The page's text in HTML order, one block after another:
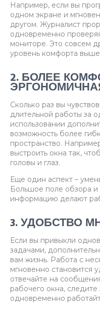
Например, если вы
одном экране и
другом. Журналист
одновременно
мониторе. Это совсем
уровень комфорта выше
2. БОЛЕЕ
Сколько раз вы
длительной работы за
использовании
возможность более
пространство.
выстроить окна так,
головы и глаз.
Еще один аспект –
Большое поле обзора и
информацию делают
3. УДОБСТВО
Если вы привыкли
задачами,
вам жизнь. Работа с
мгновенно становится
отвечайте на
рабочего окна,
одновременно